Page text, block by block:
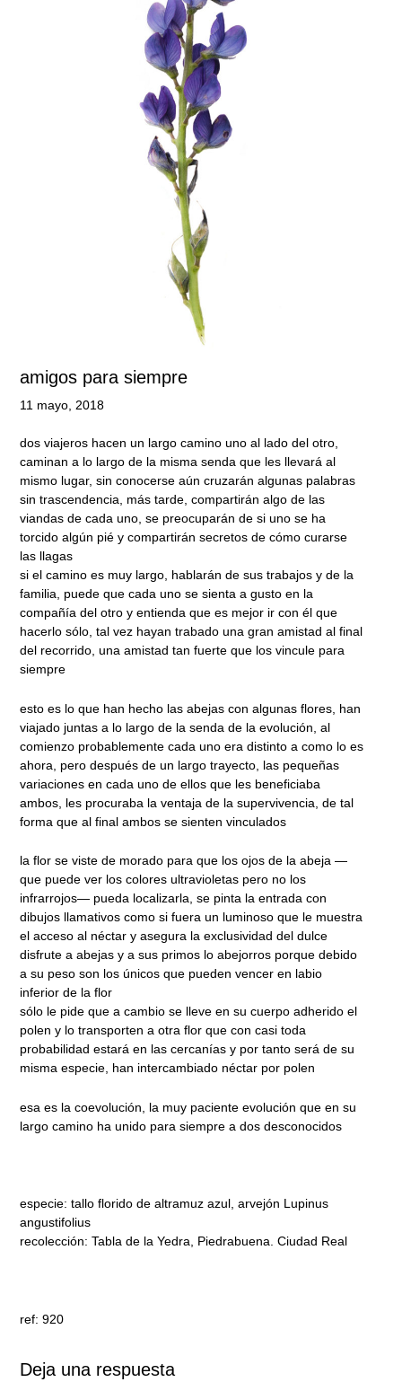
amigos para siempre
11 mayo, 2018
dos viajeros hacen un largo camino uno al lado del otro,
caminan a lo largo de la misma senda que les llevará al
mismo lugar, sin conocerse aún cruzarán algunas palabras
sin trascendencia, más tarde, compartirán algo de las
viandas de cada uno, se preocuparán de si uno se ha
torcido algún pié y compartirán secretos de cómo curarse
las llagas
si el camino es muy largo, hablarán de sus trabajos y de la
familia, puede que cada uno se sienta a gusto en la
compañía del otro y entienda que es mejor ir con él que
hacerlo sólo, tal vez hayan trabado una gran amistad al final
del recorrido, una amistad tan fuerte que los vincule para
siempre
esto es lo que han hecho las abejas con algunas flores, han
viajado juntas a lo largo de la senda de la evolución, al
comienzo probablemente cada uno era distinto a como lo es
ahora, pero después de un largo trayecto, las pequeñas
variaciones en cada uno de ellos que les beneficiaba
ambos, les procuraba la ventaja de la supervivencia, de tal
forma que al final ambos se sienten vinculados
la flor se viste de morado para que los ojos de la abeja —
que puede ver los colores ultravioletas pero no los
infrarrojos— pueda localizarla, se pinta la entrada con
dibujos llamativos como si fuera un luminoso que le muestra
el acceso al néctar y asegura la exclusividad del dulce
disfrute a abejas y a sus primos lo abejorros porque debido
a su peso son los únicos que pueden vencer en labio
inferior de la flor
sólo le pide que a cambio se lleve en su cuerpo adherido el
polen y lo transporten a otra flor que con casi toda
probabilidad estará en las cercanías y por tanto será de su
misma especie, han intercambiado néctar por polen
esa es la coevolución, la muy paciente evolución que en su
largo camino ha unido para siempre a dos desconocidos
especie: tallo florido de altramuz azul, arvejón Lupinus
angustifolius
recolección: Tabla de la Yedra, Piedrabuena. Ciudad Real
ref: 920
Deja una respuesta